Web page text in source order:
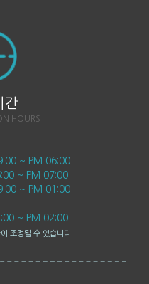
간
HOURS
~ PM 06:00
~ PM 07:00
~ PM 01:00
~ PM 02:00
조정될 수 있습니다.